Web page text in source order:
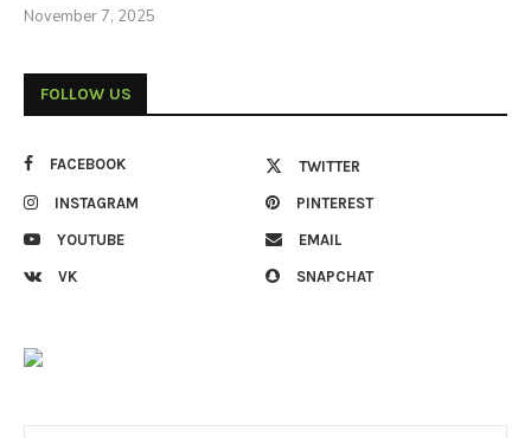
November 7, 2025
FOLLOW US
FACEBOOK TWITTER
INSTAGRAM PINTEREST
YOUTUBE EMAIL
VK SNAPCHAT